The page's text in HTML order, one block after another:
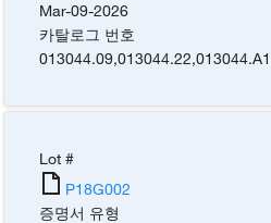
Mar-09-2026
카탈로그 번호
013044.09,013044.22,013044.A1
Lot #
P18G002
증명서 유형